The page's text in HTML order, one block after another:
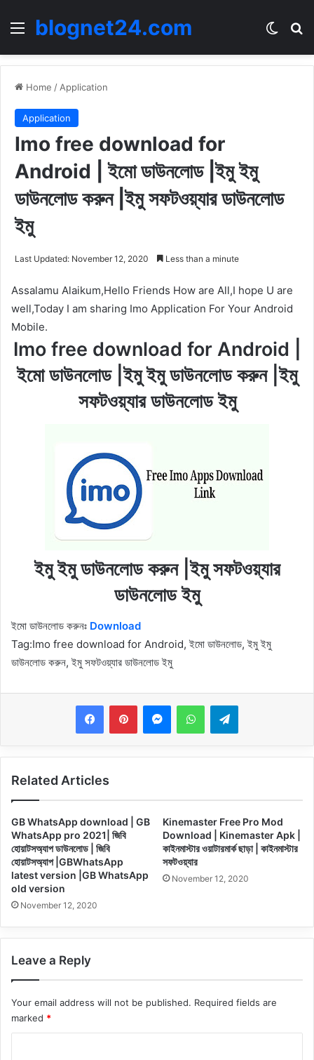
Menublognet24.com
Home / Application
Application
Imo free download for
Android | ইমো ডাউনলোড |ইমু ইমু
ডাউনলোড করুন |ইমু সফটওয়্যার ডাউনলোড
ইমু
Last Updated: November 12, 2020 Less than a minute
Assalamu Alaikum,Hello Friends How are All,I hope U are
well,Today I am sharing Imo Application For Your Android
Mobile.
Imo free download for Android |
ইমো ডাউনলোড |ইমু ইমু ডাউনলোড করুন |ইমু
সফটওয়্যার ডাউনলোড ইমু
ইমু ইমু ডাউনলোড করুন |ইমু সফটওয়্যার
ডাউনলোড ইমু
ইমো ডাউনলোড করুনঃ Download
Tag:Imo free download for Android, ইমো ডাউনলোড, ইমু ইমু
ডাউনলোড করুন, ইমু সফটওয়্যার ডাউনলোড ইমু
MessengerWhatsAppTelegram
Related Articles
GB WhatsApp download | GB
WhatsApp pro 2021| জিবি
হোয়াটসঅ্যাপ ডাউনলোড | জিবি
হোয়াটসঅ্যাপ |GBWhatsApp
latest version |GB WhatsApp
old version
November 12, 2020
Kinemaster Free Pro Mod
Download | Kinemaster Apk |
কাইনমাস্টার ওয়াটারমার্ক ছাড়া | কাইনমাস্টার
সফটওয়্যার
November 12, 2020
Leave a Reply
Your email address will not be published. Required fields are
marked *